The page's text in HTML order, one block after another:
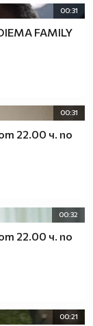
00:31
FAMILY
00:31
22.00 ч. по
00:32
22.00 ч. по
00:21